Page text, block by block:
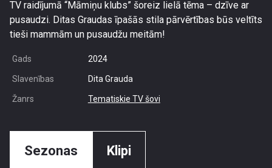
TV raidījumā “Māmiņu klubs” šoreiz lielā tēma – dzīve ar
pusaudzi. Ditas Graudas īpašās stila pārvērtības būs veltīts
tieši mammām un pusaudžu meitām!
Gads 2024
Slavenības Dita Grauda
Žanrs Tematiskie TV šovi
Sezonas Klipi